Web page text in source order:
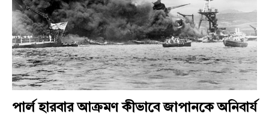
পার্ল হারবার আক্রমণ কীভাবে জাপানকে অনিবার্য